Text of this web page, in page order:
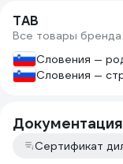
TAB
Все товары бренда
Словения —
Словения —
Документация
Сертификат